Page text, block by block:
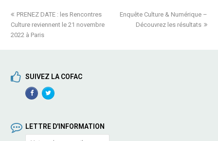
previous
post:
PRENEZ DATE : les Rencontres
Culture reviennent le 21 novembre
2022 à Paris
next
post:
Enquête Culture & Numérique –
Découvrez les résultats
SUIVEZ LA COFAC
FacebookTwitterProfile
LETTRE D'INFORMATION